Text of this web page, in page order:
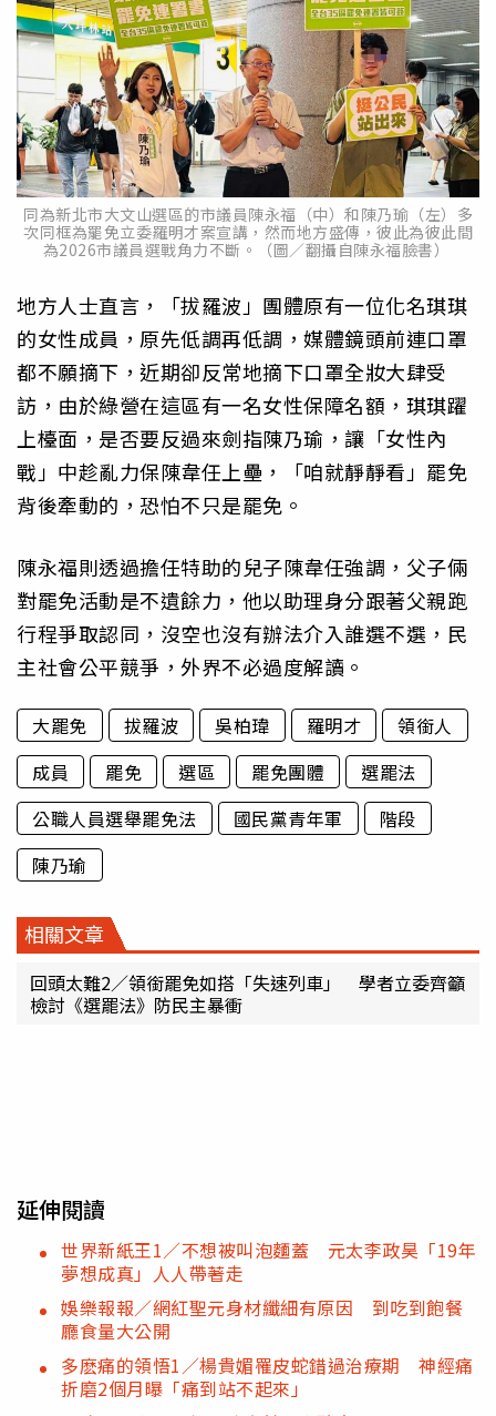
同為新北市大文山選區的市議員陳永福（中）和陳乃瑜（左）多
次同框為罷免立委羅明才案宣講，然而地方盛傳，彼此為彼此間
為2026市議員選戰角力不斷。（圖／翻攝自陳永福臉書）
地方人士直言，「拔羅波」團體原有一位化名琪琪
的女性成員，原先低調再低調，媒體鏡頭前連口罩
都不願摘下，近期卻反常地摘下口罩全妝大肆受
訪，由於綠營在這區有一名女性保障名額，琪琪躍
上檯面，是否要反過來劍指陳乃瑜，讓「女性內
戰」中趁亂力保陳韋任上壘，「咱就靜靜看」罷免
背後牽動的，恐怕不只是罷免。
陳永福則透過擔任特助的兒子陳韋任強調，父子倆
對罷免活動是不遺餘力，他以助理身分跟著父親跑
行程爭取認同，沒空也沒有辦法介入誰選不選，民
主社會公平競爭，外界不必過度解讀。
大罷免 拔羅波 吳柏瑋 羅明才
領銜人
成員
罷免 選區 罷免團體
選罷法
公職人員選舉罷免法
國民黨青年軍
階段
陳乃瑜
相關文章
回頭太難2／領銜罷免如搭「失速列車」 學者立委齊籲
檢討《選罷法》防民主暴衝
延伸閱讀
世界新紙王1／不想被叫泡麵蓋 元太李政昊「19年
夢想成真」人人帶著走
娛樂報報／網紅聖元身材纖細有原因 到吃到飽餐
廳食量大公開
多麽痛的領悟1／楊貴媚罹皮蛇錯過治療期 神經痛
折磨2個月曝「痛到站不起來」